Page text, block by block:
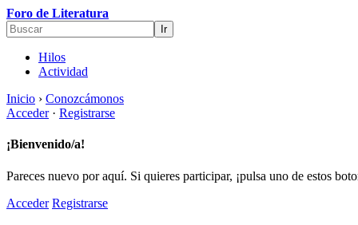
Foro de Literatura
Hilos
Actividad
Inicio › Conozcámonos
Acceder · Registrarse
¡Bienvenido/a!
Pareces nuevo por aquí. Si quieres participar, ¡pulsa uno de estos
Acceder Registrarse